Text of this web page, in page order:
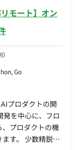
務、およびテス
作り、チームビ
モート】オン
Go
プロダクトの開
発を中心に、フロ
プロダクトの機
す。 少数精鋭の